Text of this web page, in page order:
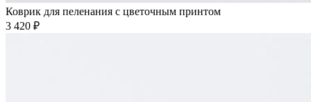
Коврик для пеленания с цветочным принтом
3 420 ₽